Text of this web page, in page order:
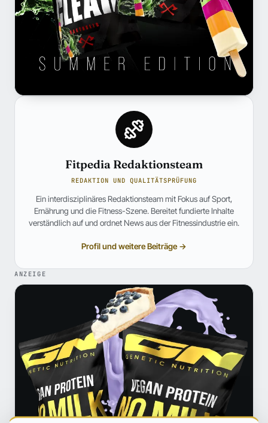
Fitpedia Redaktionsteam
REDAKTION UND QUALITÄTSPRÜFUNG
Ein interdisziplinäres Redaktionsteam mit Fokus auf Sport,
Ernährung und die Fitness-Szene. Bereitet fundierte Inhalte
verständlich auf und ordnet News aus der Fitnessindustrie ein.
Profil und weitere Beiträge →
ANZEIGE